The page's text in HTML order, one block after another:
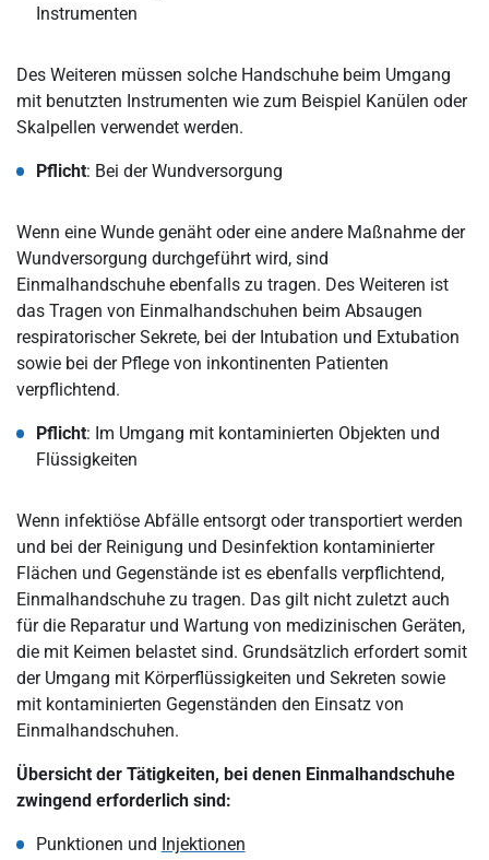
Instrumenten
Des Weiteren müssen solche Handschuhe beim Umgang
mit benutzten Instrumenten wie zum Beispiel Kanülen oder
Skalpellen verwendet werden.
Pflicht: Bei der Wundversorgung
Wenn eine Wunde genäht oder eine andere Maßnahme der
Wundversorgung durchgeführt wird, sind
Einmalhandschuhe ebenfalls zu tragen. Des Weiteren ist
das Tragen von Einmalhandschuhen beim Absaugen
respiratorischer Sekrete, bei der Intubation und Extubation
sowie bei der Pflege von inkontinenten Patienten
verpflichtend.
Pflicht: Im Umgang mit kontaminierten Objekten und
Flüssigkeiten
Wenn infektiöse Abfälle entsorgt oder transportiert werden
und bei der Reinigung und Desinfektion kontaminierter
Flächen und Gegenstände ist es ebenfalls verpflichtend,
Einmalhandschuhe zu tragen. Das gilt nicht zuletzt auch
für die Reparatur und Wartung von medizinischen Geräten,
die mit Keimen belastet sind. Grundsätzlich erfordert somit
der Umgang mit Körperflüssigkeiten und Sekreten sowie
mit kontaminierten Gegenständen den Einsatz von
Einmalhandschuhen.
Übersicht der Tätigkeiten, bei denen Einmalhandschuhe
zwingend erforderlich sind:
Punktionen und Injektionen